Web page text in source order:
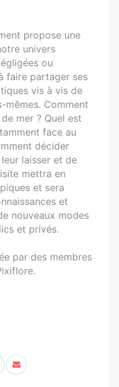
propose une
univers
ou
faire partager ses
vis à vis de
mêmes. Comment
mer ? Quel est
face au
décider
laisser et de
mettra en
et sera
et
nouveaux modes
et privés.
par des membres